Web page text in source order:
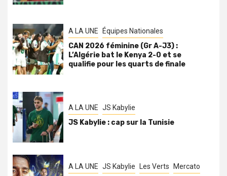
A LA UNE Équipes Nationales
CAN 2026 féminine (Gr A-J3) :
L’Algérie bat le Kenya 2-0 et se
qualifie pour les quarts de finale
A LA UNE JS Kabylie
JS Kabylie : cap sur la Tunisie
A LA UNE JS Kabylie Les Verts Mercato